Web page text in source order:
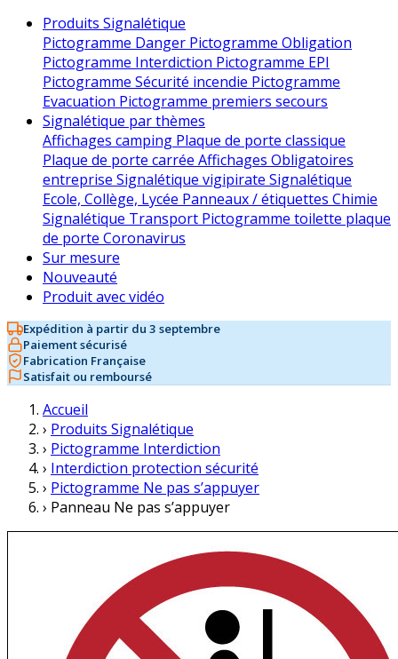
Produits Signalétique
Pictogramme Danger Pictogramme Obligation
Pictogramme Interdiction Pictogramme EPI
Pictogramme Sécurité incendie Pictogramme
Evacuation Pictogramme premiers secours
Signalétique par thèmes
Affichages camping Plaque de porte classique
Plaque de porte carrée Affichages Obligatoires
entreprise Signalétique vigipirate Signalétique
Ecole, Collège, Lycée Panneaux / étiquettes Chimie
Signalétique Transport Pictogramme toilette plaque
de porte Coronavirus
Sur mesure
Nouveauté
Produit avec vidéo
Expédition à partir du 3 septembre
Paiement sécurisé
Fabrication Française
Satisfait ou remboursé
Accueil
› Produits Signalétique
› Pictogramme Interdiction
› Interdiction protection sécurité
› Pictogramme Ne pas s’appuyer
› Panneau Ne pas s’appuyer